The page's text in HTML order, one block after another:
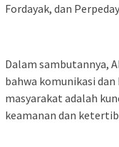
Fordayak, dan
Dalam sambutannya,
bahwa komunikasi
masyarakat adalah
keamanan dan